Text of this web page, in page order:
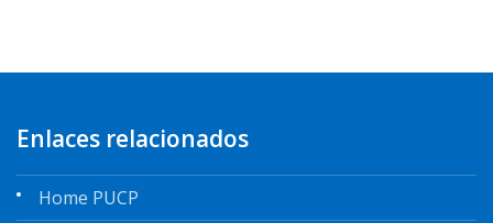
Enlaces relacionados
Home PUCP